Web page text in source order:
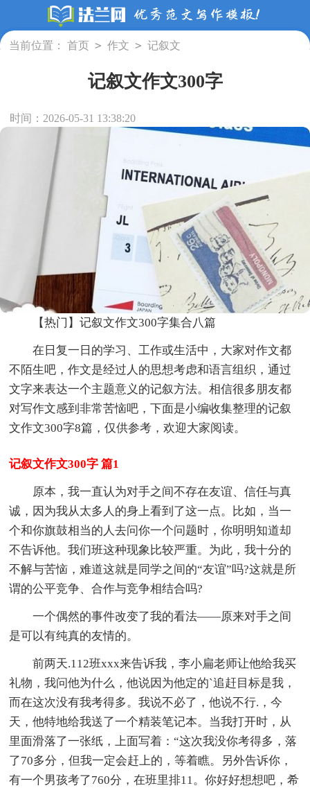
当前位置： 首页 > 作文 > 记叙文
记叙文作文300字
时间：2026-05-31 13:38:20
【热门】记叙文作文300字集合八篇
在日复一日的学习、工作或生活中，大家对作文都
不陌生吧，作文是经过人的思想考虑和语言组织，通过
文字来表达一个主题意义的记叙方法。相信很多朋友都
对写作文感到非常苦恼吧，下面是小编收集整理的记叙
文作文300字8篇，仅供参考，欢迎大家阅读。
记叙文作文300字 篇1
原本，我一直认为对手之间不存在友谊、信任与真
诚，因为我从太多人的身上看到了这一点。比如，当一
个和你旗鼓相当的人去问你一个问题时，你明明知道却
不告诉他。我们班这种现象比较严重。为此，我十分的
不解与苦恼，难道这就是同学之间的“友谊”吗?这就是所
谓的公平竞争、合作与竞争相结合吗?
一个偶然的事件改变了我的看法——原来对手之间
是可以有纯真的友情的。
前两天.112班xxx来告诉我，李小扁老师让他给我买
礼物，我问他为什么，他说因为他定的`追赶目标是我，
而在这次没有我考得多。我说不必了，他说不行.，今
天，他特地给我送了一个精装笔记本。当我打开时，从
里面滑落了一张纸，上面写着：“这次我没你考得多，落
了70多分，但我一定会赶上的，等着瞧。另外告诉你，
有一个男孩考了760分，在班里排11。你好好想想吧，希